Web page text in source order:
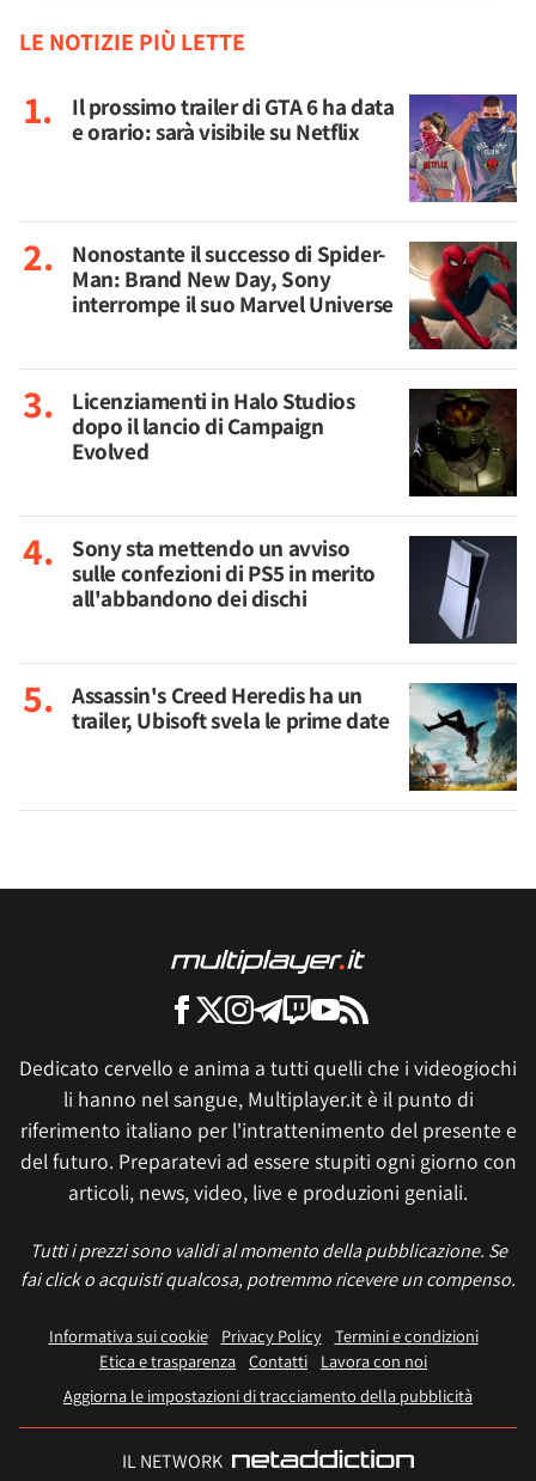
LE NOTIZIE PIÙ LETTE
Il prossimo trailer di GTA 6 ha data
e orario: sarà visibile su Netflix
Nonostante il successo di Spider-
Man: Brand New Day, Sony
interrompe il suo Marvel Universe
Licenziamenti in Halo Studios
dopo il lancio di Campaign
Evolved
Sony sta mettendo un avviso
sulle confezioni di PS5 in merito
all'abbandono dei dischi
Assassin's Creed Heredis ha un
trailer, Ubisoft svela le prime date
Dedicato cervello e anima a tutti quelli che i videogiochi
li hanno nel sangue, Multiplayer.it è il punto di
riferimento italiano per l'intrattenimento del presente e
del futuro. Preparatevi ad essere stupiti ogni giorno con
articoli, news, video, live e produzioni geniali.
Tutti i prezzi sono validi al momento della pubblicazione. Se
fai click o acquisti qualcosa, potremmo ricevere un compenso.
Informativa sui cookie Privacy Policy
Termini e condizioni
Etica e trasparenza Contatti
Lavora con noi
Aggiorna le impostazioni di tracciamento della pubblicità
IL NETWORK